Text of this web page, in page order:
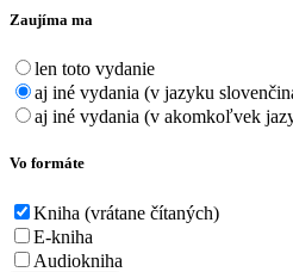
Zaujíma ma
len toto vydanie
aj iné vydania (v jazyku
aj iné vydania (v akomkoľvek
Vo formáte
Kniha (vrátane čítaných)
E-kniha
Audiokniha